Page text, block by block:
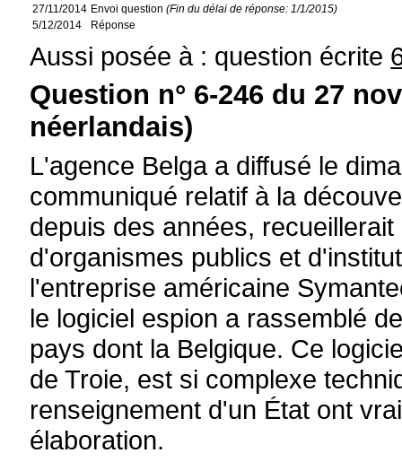
27/11/2014 Envoi question(Fin du délai de réponse: 1/1/2015)
5/12/2014
Réponse
Aussi posée à : question écrite
Question n° 6-246 du 27
néerlandais)
L'agence Belga a diffusé le
communiqué relatif à la
depuis des années,
d'organismes publics et
l'entreprise américaine
le logiciel espion a rassemblé
pays dont la Belgique. Ce
de Troie, est si complexe
renseignement d'un État ont
élaboration.